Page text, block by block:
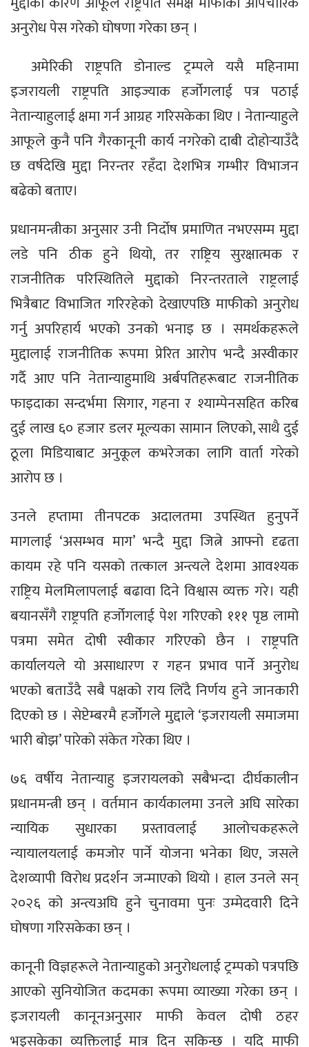
अनुरोध पेस गरेको घोषणा गरेका छन् ।
अमेरिकी राष्ट्रपति डोनाल्ड ट्रम्पले यसै महिनामा
इजरायली राष्ट्रपति आइज्याक हर्जोगलाई पत्र पठाई
नेतान्याहुलाई क्षमा गर्न आग्रह गरिसकेका थिए । नेतान्याहुले
आफूले कुनै पनि गैरकानूनी कार्य नगरेको दाबी दोहोर्‍याउँदै
छ वर्षदेखि मुद्दा निरन्तर रहँदा देशभित्र गम्भीर विभाजन
बढेको बताए।
प्रधानमन्त्रीका अनुसार उनी निर्दोष प्रमाणित नभएसम्म मुद्दा
लडे पनि ठीक हुने थियो, तर राष्ट्रिय सुरक्षात्मक र
राजनीतिक परिस्थितिले मुद्दाको निरन्तरताले राष्ट्रलाई
भित्रैबाट विभाजित गरिरहेको देखाएपछि माफीको अनुरोध
गर्नु अपरिहार्य भएको उनको भनाइ छ । समर्थकहरूले
मुद्दालाई राजनीतिक रूपमा प्रेरित आरोप भन्दै अस्वीकार
गर्दै आए पनि नेतान्याहुमाथि अर्बपतिहरूबाट राजनीतिक
फाइदाका सन्दर्भमा सिगार, गहना र श्याम्पेनसहित करिब
दुई लाख ६० हजार डलर मूल्यका सामान लिएको, साथै दुई
ठूला मिडियाबाट अनुकूल कभरेजका लागि वार्ता गरेको
आरोप छ ।
उनले हप्तामा तीनपटक अदालतमा उपस्थित हुनुपर्ने
मागलाई ‘असम्भव माग’ भन्दै मुद्दा जित्ने आफ्नो दृढता
कायम रहे पनि यसको तत्काल अन्त्यले देशमा आवश्यक
राष्ट्रिय मेलमिलापलाई बढावा दिने विश्वास व्यक्त गरे। यही
बयानसँगै राष्ट्रपति हर्जोगलाई पेश गरिएको १११ पृष्ठ लामो
पत्रमा समेत दोषी स्वीकार गरिएको छैन । राष्ट्रपति
कार्यालयले यो असाधारण र गहन प्रभाव पार्ने अनुरोध
भएको बताउँदै सबै पक्षको राय लिँदै निर्णय हुने जानकारी
दिएको छ । सेप्टेम्बरमै हर्जोगले मुद्दाले ‘इजरायली समाजमा
भारी बोझ’ पारेको संकेत गरेका थिए ।
७६ वर्षीय नेतान्याहु इजरायलको सबैभन्दा दीर्घकालीन
प्रधानमन्त्री छन् । वर्तमान कार्यकालमा उनले अघि सारेका
न्यायिक सुधारका प्रस्तावलाई आलोचकहरूले
न्यायालयलाई कमजोर पार्ने योजना भनेका थिए, जसले
देशव्यापी विरोध प्रदर्शन जन्माएको थियो । हाल उनले सन्
२०२६ को अन्त्यअघि हुने चुनावमा पुनः उम्मेदवारी दिने
घोषणा गरिसकेका छन् ।
कानूनी विज्ञहरूले नेतान्याहुको अनुरोधलाई ट्रम्पको पत्रपछि
आएको सुनियोजित कदमका रूपमा व्याख्या गरेका छन् ।
इजरायली कानूनअनुसार माफी केवल दोषी ठहर
भइसकेका व्यक्तिलाई मात्र दिन सकिन्छ । यदि माफी